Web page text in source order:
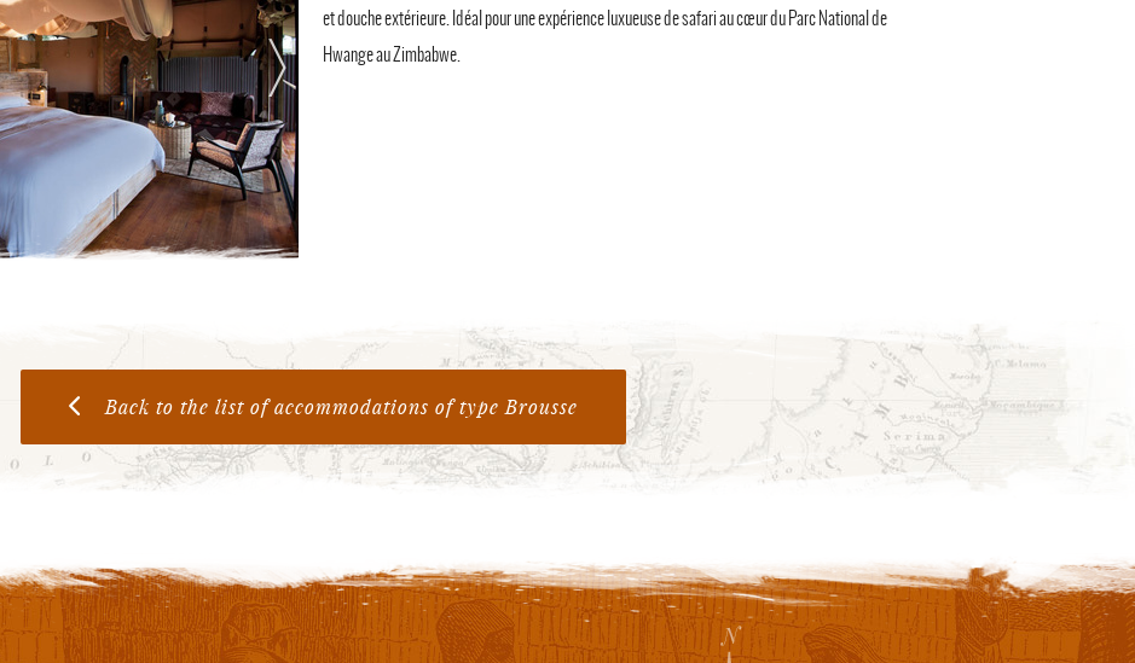
et douche extérieure. Idéal pour une expérience luxueuse de safari au cœur du Parc National de
Hwange au Zimbabwe.
Back to the list of accommodations of type Brousse